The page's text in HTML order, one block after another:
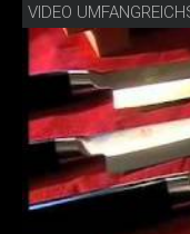
VIDEO